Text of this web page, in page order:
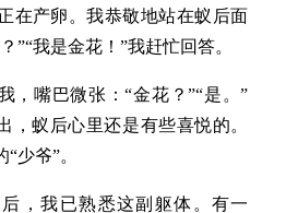
在产卵。我恭敬地站在蚁后面
”“我是金花！”我赶忙回答。
，嘴巴微张：“金花？”“是。”
，蚁后心里还是有些喜悦的。
少爷”。
，我已熟悉这副躯体。有一